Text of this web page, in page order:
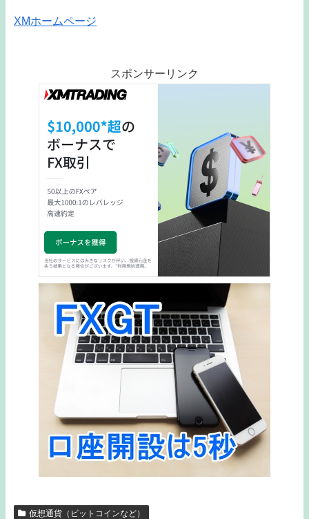
XMホームページ
スポンサーリンク
仮想通貨（ビットコインなど）